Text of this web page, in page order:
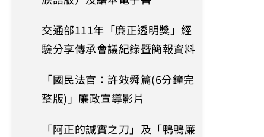
交通部111年「廉正透明獎」經
驗分享傳承會議紀錄暨簡報資料
「國民法官：許效舜篇(6分鐘完
整版)」廉政宣導影片
「阿正的誠實之刀」及「鴨鴨廉